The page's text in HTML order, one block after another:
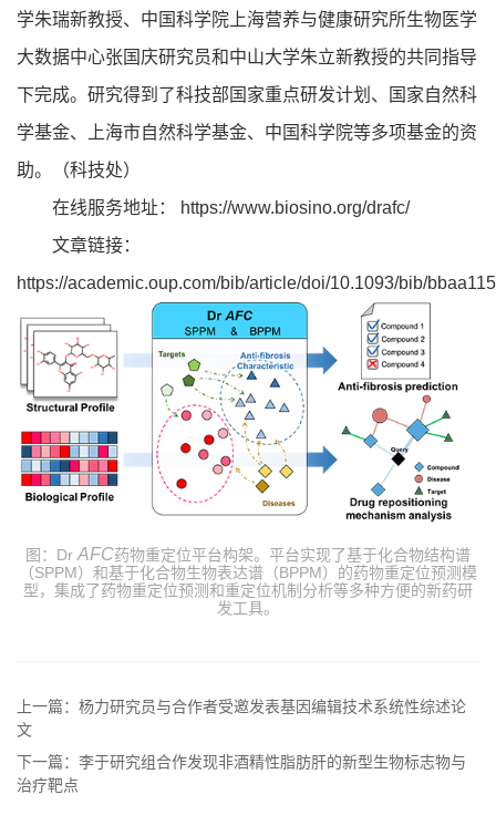
学朱瑞新教授、中国科学院上海营养与健康研究所生物医学
大数据中心张国庆研究员和中山大学朱立新教授的共同指导
下完成。研究得到了科技部国家重点研发计划、国家自然科
学基金、上海市自然科学基金、中国科学院等多项基金的资
助。（科技处）
在线服务地址：
https://www.biosino.org/drafc/
文章链接：
https://academic.oup.com/bib/article/doi/10.1093/bib/
图：Dr AFC药物重定位平台构架。平台实现了基于化合物结构谱
（SPPM）和基于化合物生物表达谱（BPPM）的药物重定位预测模
型，集成了药物重定位预测和重定位机制分析等多种方便的新药研
发工具。
上一篇：杨力研究员与合作者受邀发表基因编辑技术系统性综述论
文
下一篇：李于研究组合作发现非酒精性脂肪肝的新型生物标志物与
治疗靶点